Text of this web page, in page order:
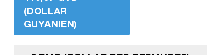
(DOLLAR
GUYANIEN)